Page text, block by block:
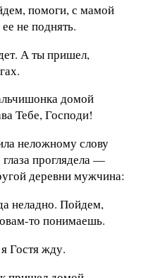
помоги, с мамой
не поднять.
А ты пришел,
домой
Тебе, Господи!
неложному слову
проглядела —
деревни мужчина:
неладно. Пойдем,
то понимаешь.
Гостя жду.